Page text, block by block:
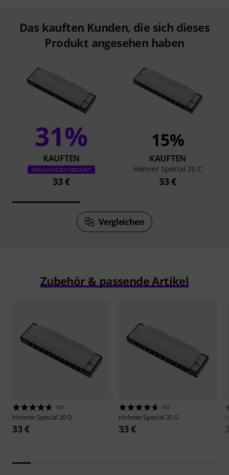
Das kauften Kunden, die sich dieses
Produkt angesehen haben
31%
KAUFTEN
GENAU DIESES PRODUKT
33 €
15%
KAUFTEN
Hohner Special 20 C
33 €
Vergleichen
Zubehör & passende Artikel
109
HohnerSpecial 20 D
33 €
151
HohnerSpecial 20 G
33 €